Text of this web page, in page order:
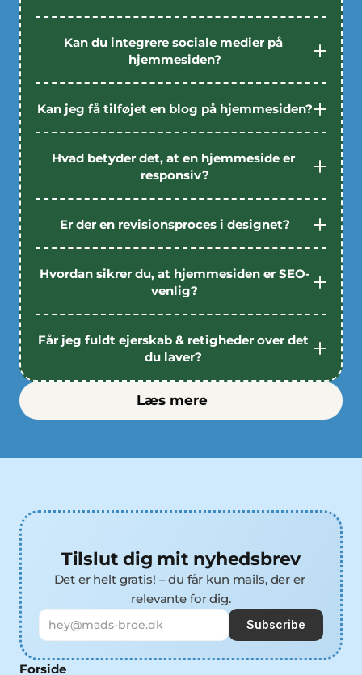
Kan du integrere sociale medier på
hjemmesiden?
Kan jeg få tilføjet en blog på hjemmesiden?
Hvad betyder det, at en hjemmeside er
responsiv?
Er der en revisionsproces i designet?
Hvordan sikrer du, at hjemmesiden er SEO-
venlig?
Får jeg fuldt ejerskab & retigheder over det
du laver?
Læs mere
Tilslut dig mit nyhedsbrev
Det er helt gratis! – du får kun mails, der er
relevante for dig.
Subscribe
Forside